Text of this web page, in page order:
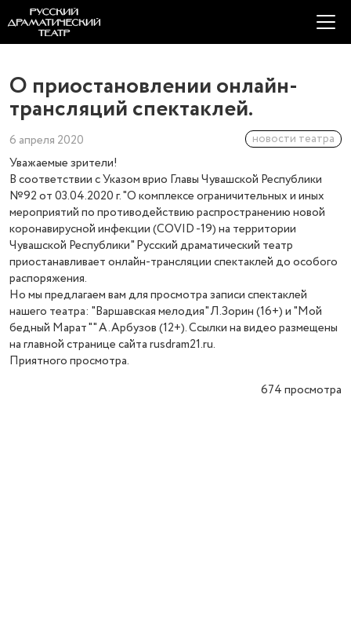
О приостановлении онлайн-
трансляций спектаклей.
6 апреля 2020 новости театра
Уважаемые зрители!
В соответствии с Указом врио Главы Чувашской Республики
№92 от 03.04.2020 г. "О комплексе ограничительных и иных
мероприятий по противодействию распространению новой
коронавирусной инфекции (COVID -19) на территории
Чувашской Республики" Русский драматический театр
приостанавливает онлайн-трансляции спектаклей до особого
распоряжения.
Но мы предлагаем вам для просмотра записи спектаклей
нашего театра: "Варшавская мелодия" Л.Зорин (16+) и "Мой
бедный Марат"" А.Арбузов (12+). Ссылки на видео размещены
на главной странице сайта rusdram21.ru.
Приятного просмотра.
674просмотра